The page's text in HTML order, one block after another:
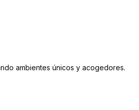
ambientes únicos y acogedores.